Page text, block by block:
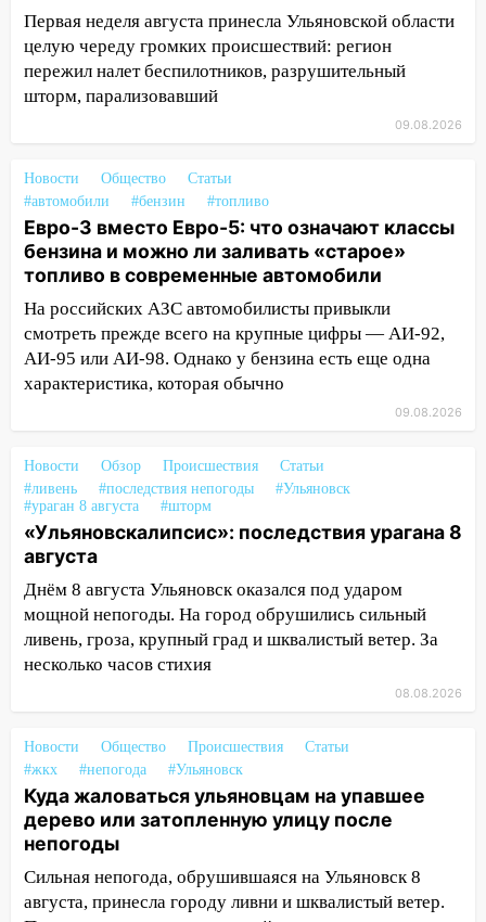
07:30 Евро-3 вместо Евро-5: что
означают классы бензина и можно ли
заливать «старое» топливо в
современные автомобили
Какая погода будет в Ульяновской
05:05 День, когда всё может
измениться: гороскоп на 9 августа —
три знака получат шанс, который нельзя
упустить
08.08.2026
20:10 Во время урагана в Ульяновске на
Волге перевернулась лодка
19:55 В Ульяновске упавшее дерево
заблокировало в машине двух женщин
17:15
В Ульяновской области
ремонтируют девять мостов: один уже
готов, ещё два — почти завершены
17:00 «Ульяновскалипсис»: последствия
урагана 8 августа
16:38 Прогноз погоды в Ульяновской
области на 9 августа
16:34 Из-за мощной непогоды в
Ульяновске отменили фестиваль «Наше
16:17 Мелекесский район первым в
Ульяновской области намолотил более
100 тысяч тонн зерна
15:17 В колледжи и техникумы
Ульяновской области подали более 10
тысяч заявлений
Первая неделя августа принесла Ульяновской области
целую череду громких происшествий: регион
пережил налет беспилотников, разрушительный
шторм, парализовавший
09.08.2026
Новости Общество
Статьи
#автомобили
#бензин #топливо
Евро-3 вместо Евро-5: что означают классы
бензина и можно ли заливать «старое»
топливо в современные автомобили
На российских АЗС автомобилисты привыкли
смотреть прежде всего на крупные цифры — АИ-92,
АИ-95 или АИ-98. Однако у бензина есть еще одна
характеристика, которая обычно
09.08.2026
Новости Обзор Происшествия
Статьи
#ливень
#последствия непогоды
#Ульяновск
#ураган 8 августа
#шторм
«Ульяновскалипсис»: последствия урагана 8
августа
Днём 8 августа Ульяновск оказался под ударом
мощной непогоды. На город обрушились сильный
ливень, гроза, крупный град и шквалистый ветер. За
несколько часов стихия
08.08.2026
Новости Общество Происшествия
Статьи
#жкх
#непогода #Ульяновск
Куда жаловаться ульяновцам на упавшее
дерево или затопленную улицу после
непогоды
Сильная непогода, обрушившаяся на Ульяновск 8
августа, принесла городу ливни и шквалистый ветер.